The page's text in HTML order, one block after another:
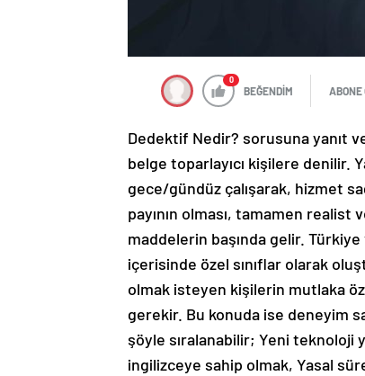
0
BEĞENDİM ABONE
Dedektif Nedir? sorusuna yanıt
belge toparlayıcı kişilere denilir.
gece/gündüz çalışarak, hizmet
payının olması, tamamen
maddelerin başında gelir.
içerisinde özel sınıflar olarak
olmak isteyen kişilerin mutlaka
gerekir. Bu konuda ise deneyim
şöyle sıralanabilir; Yeni teknoloji
ingilizceye sahip olmak, Yasal